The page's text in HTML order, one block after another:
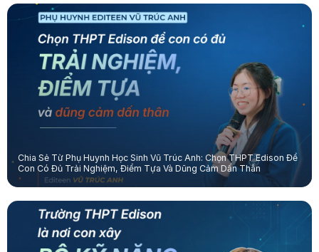
Chia Sẻ Từ Phụ Huynh Học Sinh Vũ Trúc Anh: Chọn THPT Edison Để
Con Có Đủ Trải Nghiệm, Điểm Tựa Và Dũng Cảm Dấn Thân